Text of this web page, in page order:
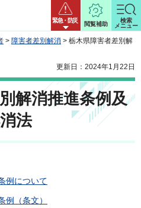
緊急・防災
閲覧補助
検索
メニュー
> 障害者差別解消 > 栃木県障害者差別解
更新日：2024年1月22日
解消推進条例及
法
例について
例（条文）